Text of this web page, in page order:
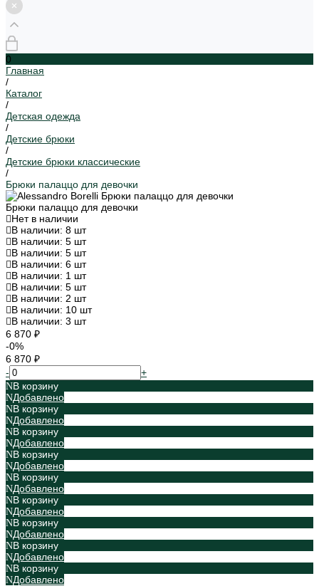
0
Главная
/
Каталог
/
Детская одежда
/
Детские брюки
/
Детские брюки классические
/
Брюки палаццо для девочки
Брюки палаццо для девочки
Нет в наличии
В наличии: 8 шт
В наличии: 5 шт
В наличии: 5 шт
В наличии: 6 шт
В наличии: 1 шт
В наличии: 5 шт
В наличии: 2 шт
В наличии: 10 шт
В наличии: 3 шт
6 870 ₽
-0%
6 870 ₽
-
+
В корзину
Добавлено
В корзину
Добавлено
В корзину
Добавлено
В корзину
Добавлено
В корзину
Добавлено
В корзину
Добавлено
В корзину
Добавлено
В корзину
Добавлено
В корзину
Добавлено